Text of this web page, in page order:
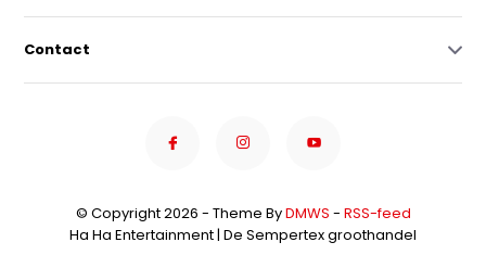
Contact
© Copyright 2026 - Theme ByDMWS - RSS-feed
Ha Ha Entertainment | De Sempertex groothandel